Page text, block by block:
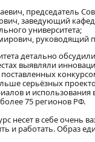
председатель
заведующий
университета;
руководящий
детально
выявляли
серьёзных
и
75 регионов РФ.
несет в себе
и работать. Образ